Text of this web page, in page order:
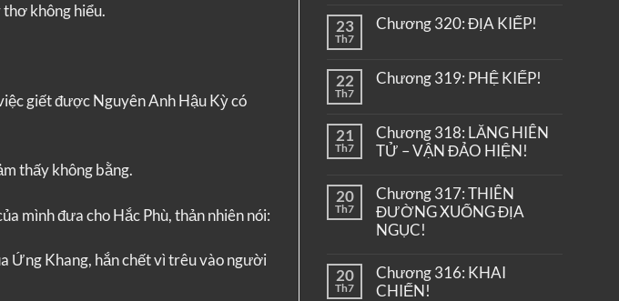
không hiểu.
giết được Nguyên Anh Hậu Kỳ có
thấy không bằng.
mình đưa cho Hắc Phù, thản nhiên nói:
Ứng Khang, hắn chết vì trêu vào người
23
Th7
Chương 320: ĐỊA KIẾP!
22
Th7
Chương 319: PHỆ KIẾP!
21
Th7
Chương 318: LĂNG HIÊN
TỬ – VẬN ĐẢO HIỆN!
20
Th7
Chương 317: THIÊN
ĐƯỜNG XUỐNG ĐỊA
NGỤC!
20
Th7
Chương 316: KHAI
CHIẾN!